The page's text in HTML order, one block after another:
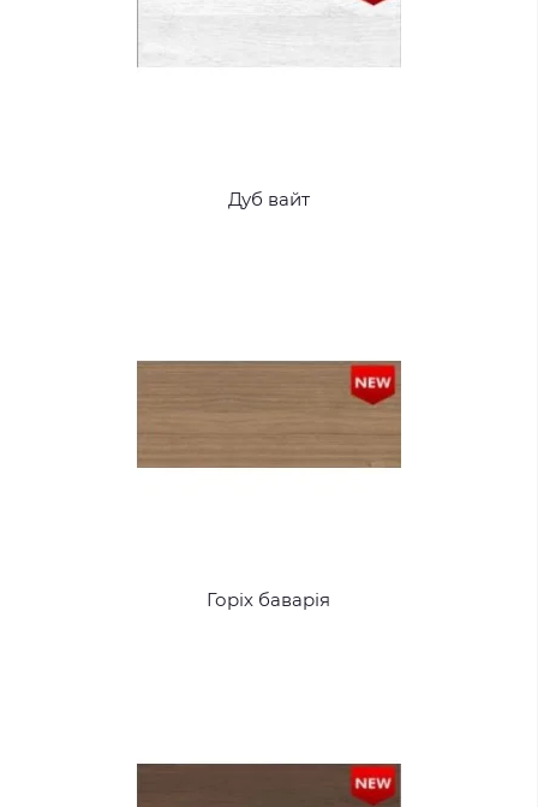
Дуб вайт
Горіх баварія